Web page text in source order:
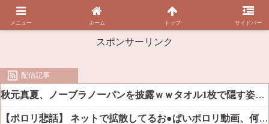
スポンサーリンク
配信記事
秋元真夏、ノーブラノーパンを披露ｗｗタオル1枚で隠す姿がほぼA●女優・・
【ポロリ悲話】 ネットで拡散してるお●ぱいポロリ動画、何故か叩かれる・・・
メニュー ホーム トップ サイドバー